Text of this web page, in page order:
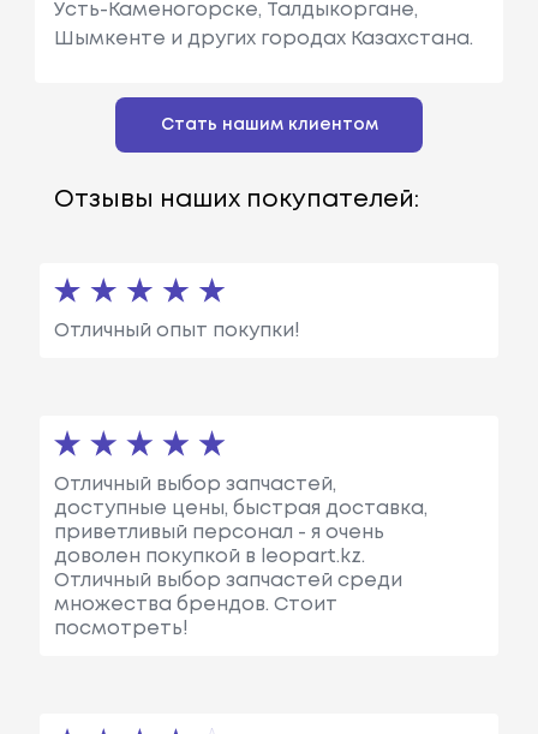
Усть-Каменогорске, Талдыкоргане,
Шымкенте и других городах Казахстана.
Стать нашим клиентом
Отзывы наших покупателей:
Отличный опыт покупки!
Отличный выбор запчастей,
доступные цены, быстрая доставка,
приветливый персонал - я очень
доволен покупкой в leopart.kz.
Отличный выбор запчастей среди
множества брендов. Стоит
посмотреть!